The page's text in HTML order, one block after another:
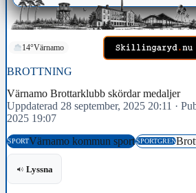
14°Värnamo
BROTTNING
Värnamo Brottarklubb skördar medaljer
Uppdaterad 28 september, 2025 20:11 ·
2025 19:07
SPORTVärnamo kommun sportSPORTGREN
Lyssna